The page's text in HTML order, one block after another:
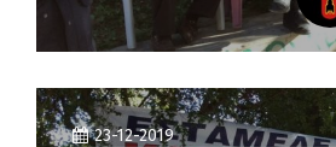
23-12-2019